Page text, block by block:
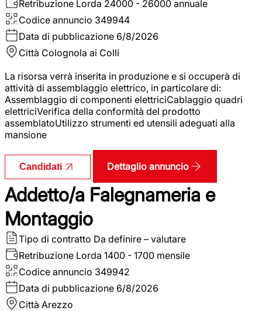
Retribuzione Lorda 24000 - 26000 annuale
Codice annuncio 349944
Data di pubblicazione 6/8/2026
Città Colognola ai Colli
La risorsa verrà inserita in produzione e si occuperà di
attività di assemblaggio elettrico, in particolare di:
Assemblaggio di componenti elettriciCablaggio quadri
elettriciVerifica della conformità del prodotto
assemblatoUtilizzo strumenti ed utensili adeguati alla
mansione
Candidati Dettaglio annuncio
Addetto/a Falegnameria e
Montaggio
Tipo di contratto Da definire – valutare
Retribuzione Lorda 1400 - 1700 mensile
Codice annuncio 349942
Data di pubblicazione 6/8/2026
Città Arezzo